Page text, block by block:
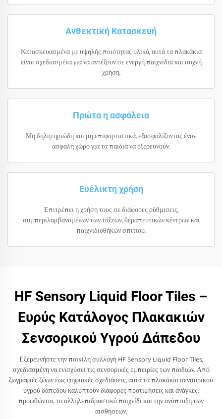
Ανθεκτική Κατασκευή
Κατασκευασμένα με υψηλής ποιότητας υλικά, αυτά τα πλακάκια
είναι σχεδιασμένα για να αντέξουν σε ενεργή παιχνίδια και συχνή
χρήση.
Πρώτα η ασφάλεια
Μη δηλητηριώδη και μη επιφορτιστικά, εξασφαλίζοντας έναν
ασφαλή χώρο για τα παιδιά να εξερευνούν.
Ευέλικτη χρήση
Επιτρέπει η χρήση τους σε διάφορες ρύθμισεις,
συμπεριλαμβανομένων των τάξεων, θεραπευτικών κέντρων και
παιχνιδιοθήκων σπιτιού.
HF Sensory Liquid Floor Tiles –
Ευρύς Κατάλογος Πλακακιών
Σενσορικού Υγρού Δάπεδου
Εξερευνήστε την ποικίλη συλλογή HF Sensory Liquid Floor Tiles,
σχεδιασμένη να ενισχύσει τις σενσορικές εμπειρίες των παιδιών. Από
ζωγραφιές ζώων έως ψηφιακές σχεδιάσεις, αυτά τα πλακάκια σενσορικού
υγρού δάπεδου καλύπτουν διάφορες προτιμήσεις και ανάγκες,
προωθώντας το αλληλεπιδραστικό παιχνίδι και την ανάπτυξη των
αισθήσεων.